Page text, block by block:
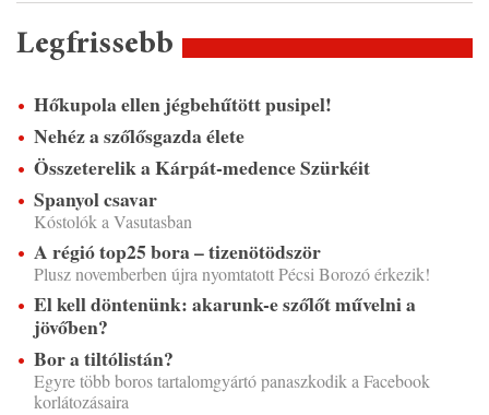
Legfrissebb
Hőkupola ellen jégbehűtött pusipel!
Nehéz a szőlősgazda élete
Összeterelik a Kárpát-medence Szürkéit
Spanyol csavar
Kóstolók a Vasutasban
A régió top25 bora – tizenötödször
Plusz novemberben újra nyomtatott Pécsi Borozó érkezik!
El kell döntenünk: akarunk-e szőlőt művelni a
jövőben?
Bor a tiltólistán?
Egyre több boros tartalomgyártó panaszkodik a Facebook
korlátozásaira